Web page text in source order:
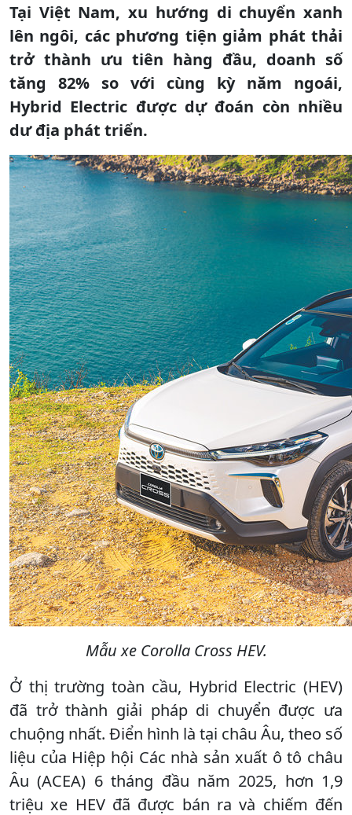
Tại Việt Nam, xu hướng di chuyển xanh
lên ngôi, các phương tiện giảm phát thải
trở thành ưu tiên hàng đầu, doanh số
tăng 82% so với cùng kỳ năm ngoái,
Hybrid Electric được dự đoán còn nhiều
dư địa phát triển.
Mẫu xe Corolla Cross HEV.
Ở thị trường toàn cầu, Hybrid Electric (HEV)
đã trở thành giải pháp di chuyển được ưa
chuộng nhất. Điển hình là tại châu Âu, theo số
liệu của Hiệp hội Các nhà sản xuất ô tô châu
Âu (ACEA) 6 tháng đầu năm 2025, hơn 1,9
triệu xe HEV đã được bán ra và chiếm đến